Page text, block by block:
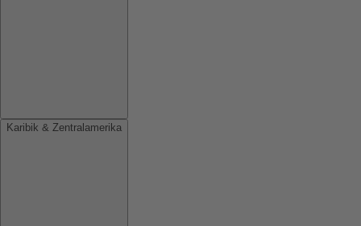
Karibik & Zentralamerika